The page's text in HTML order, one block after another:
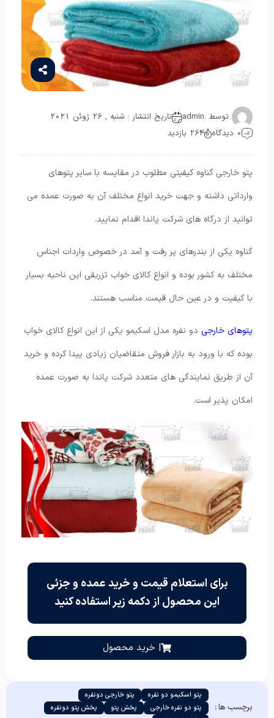
توسط :admin
تاریخ انتشار : شنبه , 26 ژوئن 2021
0 دیدگاه
264 بازدید
پتو خارجی گناوه کیفیتی مطلوب در مقایسه با سایر پتوهای
وارداتی داشته و جهت خرید انواع مختلف آن به صورت عمده می
توانید از درگاه های شرکت پاندا اقدام نمایید.
گناوه یکی از بندرهای پر رفت و آمد در خصوص واردات اجناس
مختلف به کشور بوده و انواع کالای خواب تزریقی این ناحیه بسیار
با کیفیت و در عین حال قیمت مناسب هستند.
پتوهای خارجی دو نفره مدل اسکیمو یکی از این انواع کالای خواب
بوده که با ورود به بازار فروش متقاضیان زیادی پیدا کرده و خرید
آن از طریق نمایندگی های متعدد شرکت پاندا به صورت عمده
امکان پذیر است.
برای استعلام قیمت و خرید عمده و جزئی
این محصول از دکمه زیر استفاده کنید
| خرید محصول
برچسب ها :
پتو اسکیمو دو نفره
پتو خارجی دونفره
پتو دو نفره خارجی
پخش پتو
پخش پتو دونفره